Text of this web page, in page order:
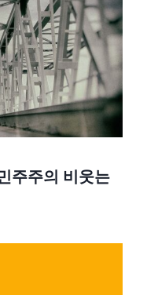
주주의 비웃는